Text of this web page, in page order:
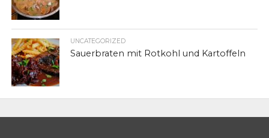
UNCATEGORIZED
Sauerbraten mit Rotkohl und Kartoffeln